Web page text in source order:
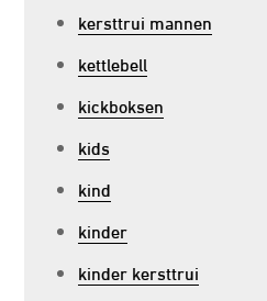
kersttrui mannen
kettlebell
kickboksen
kids
kind
kinder
kinder kersttrui